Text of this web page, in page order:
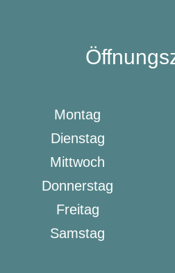
Montag
Dienstag
Mittwoch
Donnerstag
Freitag
Samstag